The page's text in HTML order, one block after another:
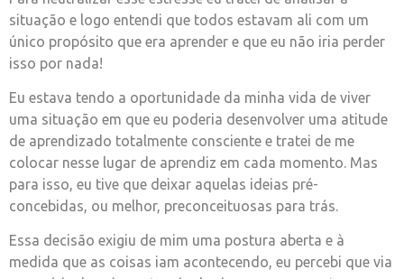
situação e logo entendi que todos estavam ali com um
único propósito que era aprender e que eu não iria perder
isso por nada!
Eu estava tendo a oportunidade da minha vida de viver
uma situação em que eu poderia desenvolver uma atitude
de aprendizado totalmente consciente e tratei de me
colocar nesse lugar de aprendiz em cada momento. Mas
para isso, eu tive que deixar aquelas ideias pré-
concebidas, ou melhor, preconceituosas para trás.
Essa decisão exigiu de mim uma postura aberta e à
medida que as coisas iam acontecendo, eu percebi que via